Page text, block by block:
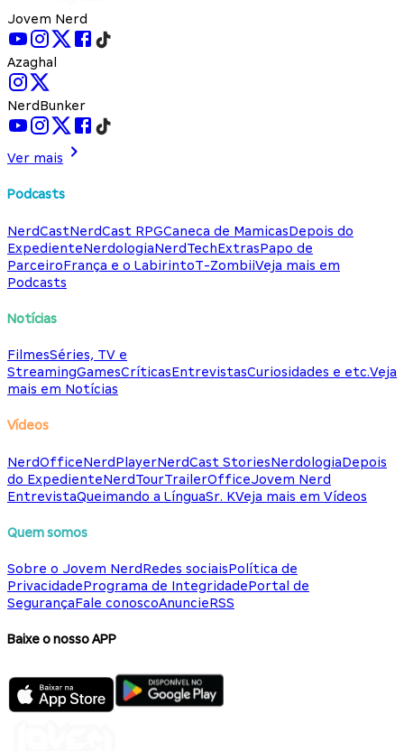
Jovem Nerd
Azaghal
NerdBunker
Ver mais
Podcasts
NerdCastNerdCast RPGCaneca de MamicasDepois do
ExpedienteNerdologiaNerdTechExtrasPapo de
ParceiroFrança e o LabirintoT-ZombiiVeja mais em
Podcasts
Notícias
FilmesSéries, TV e
StreamingGamesCríticasEntrevistasCuriosidades e etc.Veja
mais em Notícias
Vídeos
NerdOfficeNerdPlayerNerdCast StoriesNerdologiaDepois
do ExpedienteNerdTourTrailerOfficeJovem Nerd
EntrevistaQueimando a LínguaSr. KVeja mais em Vídeos
Quem somos
Sobre o Jovem NerdRedes sociaisPolítica de
PrivacidadePrograma de IntegridadePortal de
SegurançaFale conoscoAnuncieRSS
Baixe o nosso APP